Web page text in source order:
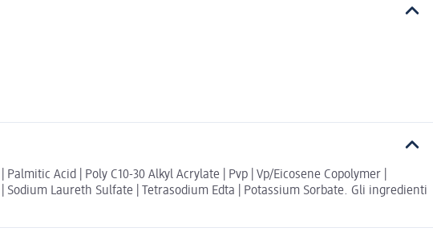
Acid | Poly C10-30 Alkyl Acrylate | Pvp | Vp/Eicosene Copolymer |
Laureth Sulfate | Tetrasodium Edta | Potassium Sorbate. Gli ingredienti